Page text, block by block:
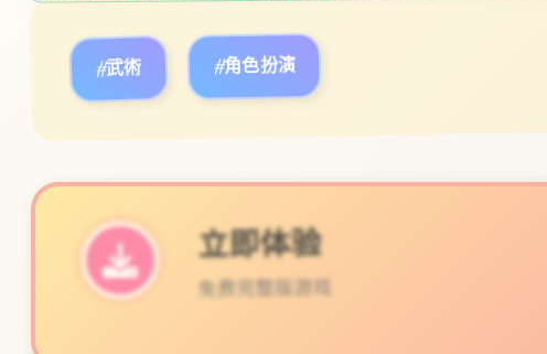
#武術 #角色扮演
立即体验
免费完整版游戏